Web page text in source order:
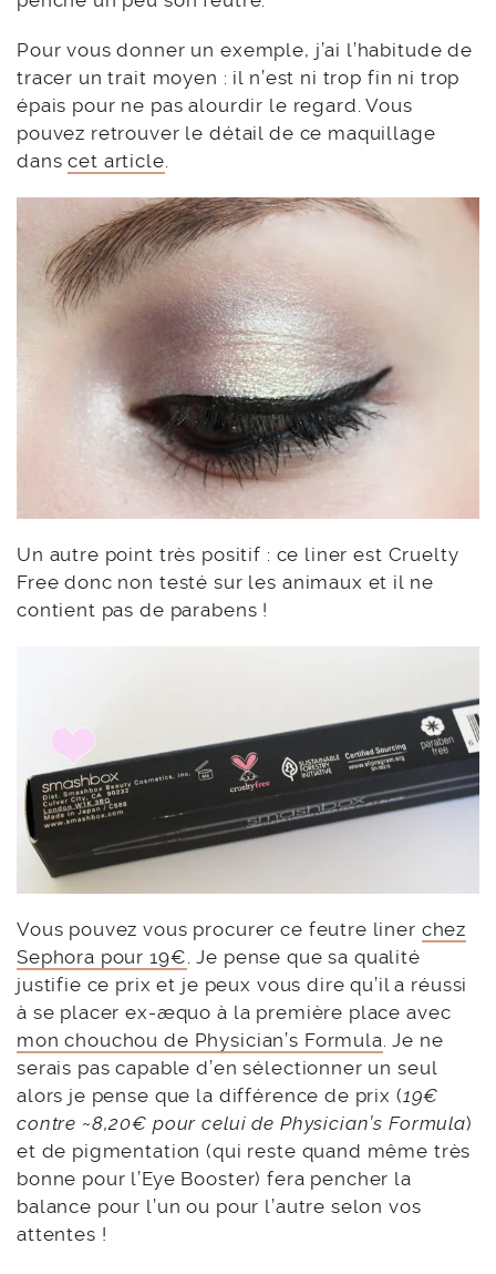
Pour vous donner un exemple, j’ai l’habitude de
tracer un trait moyen : il n’est ni trop fin ni trop
épais pour ne pas alourdir le regard. Vous
pouvez retrouver le détail de ce maquillage
danscet article
Un autre point très positif : ce liner est Cruelty
Free donc non testé sur les animaux et il ne
contient pas de parabens !
Vous pouvez vous procurer ce feutre liner chez
Sephora pour 19€ . Je pense que sa qualité
justifie ce prix et je peux vous dire qu’il a réussi
à se placer ex-æquo à la première place avec
mon chouchou de Physician’s Formula . Je ne
serais pas capable d’en sélectionner un seul
alors je pense que la différence de prix (19€
contre ~8,20€ pour celui de Physician’s Formula)
et de pigmentation (qui reste quand même très
bonne pour l’Eye Booster) fera pencher la
balance pour l’un ou pour l’autre selon vos
attentes !